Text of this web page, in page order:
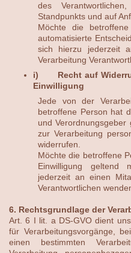
des
Standpunkts und auf
Möchte die
automatisierte
sich hierzu jederzeit
Verarbeitung
i) Recht auf Widerruf
Einwilligung
Jede von der
betroffene Person hat
und Verordnungsgeber
zur Verarbeitung
widerrufen.
Möchte die betroffene
Einwilligung geltend
jederzeit an einen
Verantwortlichen
6. Rechtsgrundlage der
Art. 6 I lit. a DS-GVO dient
für Verarbeitungsvorgänge,
einen bestimmten